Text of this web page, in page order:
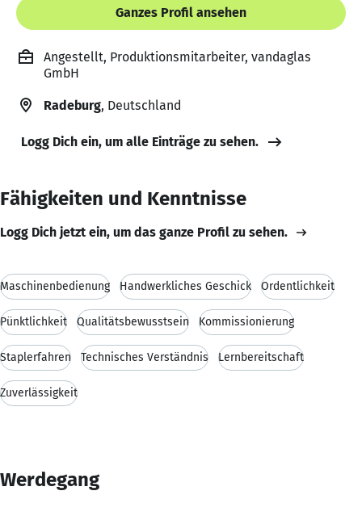
Ganzes Profil ansehen
Angestellt, Produktionsmitarbeiter, vandaglas
GmbH
Radeburg, Deutschland
Logg Dich ein, um alle Einträge zu sehen.
Fähigkeiten und Kenntnisse
Logg Dich jetzt ein, um das ganze Profil zu sehen.
Maschinenbedienung Handwerkliches Geschick Ordentlichkeit
Pünktlichkeit Qualitätsbewusstsein Kommissionierung
Staplerfahren Technisches Verständnis Lernbereitschaft
Zuverlässigkeit
Werdegang